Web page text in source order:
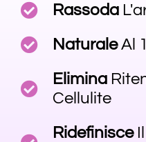
Rassoda
NaturaleAl
Elimina
Cellulite
RidefinisceIl